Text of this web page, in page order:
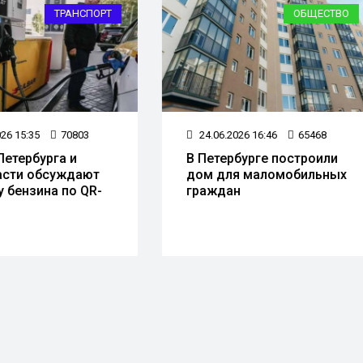
ОБЩЕСТВО
16:46
построили
для маломобильных
06.07.2026 16:47
Прошел следственный
эксперимент с убийцей
12-летней Миланы из